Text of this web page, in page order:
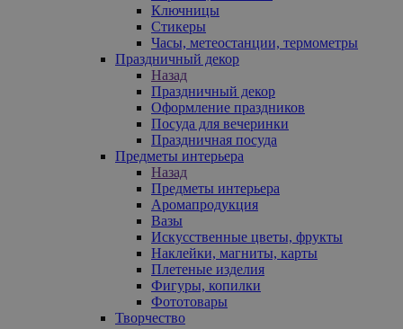
Ключницы
Стикеры
Часы, метеостанции, термометры
Праздничный декор
Назад
Праздничный декор
Оформление праздников
Посуда для вечеринки
Праздничная посуда
Предметы интерьера
Назад
Предметы интерьера
Аромапродукция
Вазы
Искусственные цветы, фрукты
Наклейки, магниты, карты
Плетеные изделия
Фигуры, копилки
Фототовары
Творчество